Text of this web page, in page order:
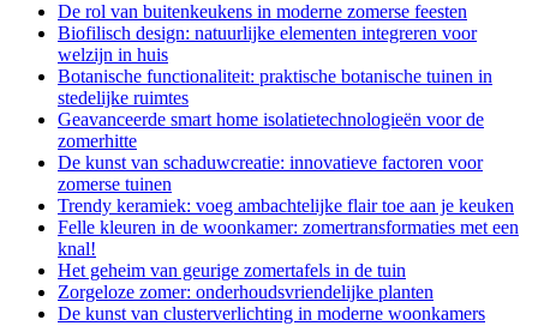
De rol van buitenkeukens in moderne zomerse feesten
Biofilisch design: natuurlijke elementen integreren voor
welzijn in huis
Botanische functionaliteit: praktische botanische tuinen in
stedelijke ruimtes
Geavanceerde smart home isolatietechnologieën voor de
zomerhitte
De kunst van schaduwcreatie: innovatieve factoren voor
zomerse tuinen
Trendy keramiek: voeg ambachtelijke flair toe aan je keuken
Felle kleuren in de woonkamer: zomertransformaties met een
knal!
Het geheim van geurige zomertafels in de tuin
Zorgeloze zomer: onderhoudsvriendelijke planten
De kunst van clusterverlichting in moderne woonkamers